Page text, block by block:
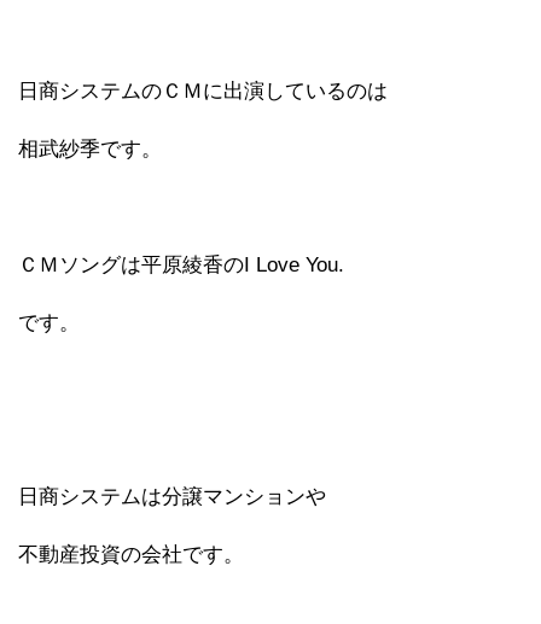
日商システムのＣＭに出演しているのは
相武紗季です。
ＣＭソングは平原綾香のI Love You.
です。
日商システムは分譲マンションや
不動産投資の会社です。